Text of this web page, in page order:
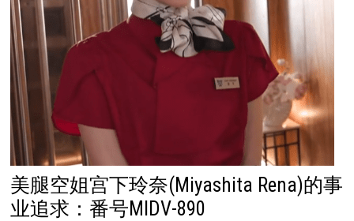
美腿空姐宫下玲奈(Miyashita Rena)的事
业追求：番号MIDV-890